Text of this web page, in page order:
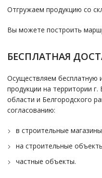
Отгружаем продукцию со
Вы можете построить
БЕСПЛАТНАЯ
Осуществляем бесплатную
продукции на территории
области и Белгородского
согласованию:
в строительные
на строительные
частные объекты.